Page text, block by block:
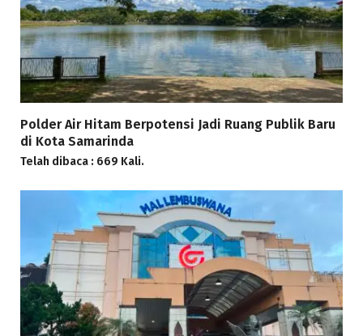
Polder Air Hitam Berpotensi Jadi Ruang Publik Baru
di Kota Samarinda
Telah dibaca : 669 Kali.